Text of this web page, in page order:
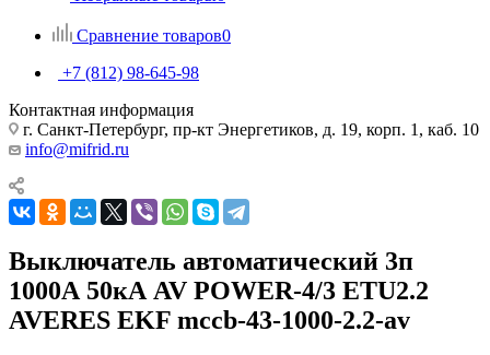
Сравнение товаров0
+7 (812) 98-645-98
Контактная информация
г. Санкт-Петербург, пр-кт Энергетиков, д. 19, корп. 1, каб. 10
info@mifrid.ru
Выключатель автоматический 3п
1000А 50кА AV POWER-4/3 ETU2.2
AVERES EKF mccb-43-1000-2.2-av